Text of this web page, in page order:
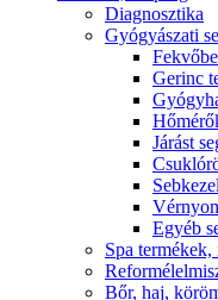
Diagnosztika
Gyógyászati
Gerinc
Járást
Egyéb
Spa
Bőr, haj,